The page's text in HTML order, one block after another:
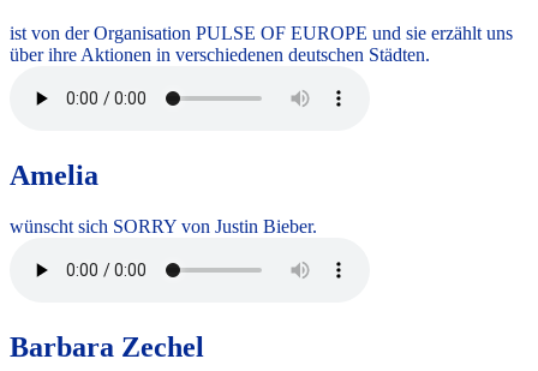
ist von der Organisation PULSE OF EUROPE und sie erzählt uns
über ihre Aktionen in verschiedenen deutschen Städten.
Amelia
wünscht sich SORRY von Justin Bieber.
Barbara Zechel